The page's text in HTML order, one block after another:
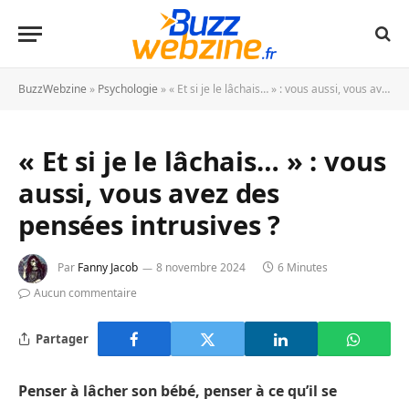
BuzzWebzine » Psychologie »« Et si je le lâchais… » : vous aussi, vous avez des pensées intrusives ?
« Et si je le lâchais… » : vous
aussi, vous avez des
pensées intrusives ?
Par Fanny Jacob 8 novembre 2024
6 Minutes
Aucun commentaire
Partager
Penser à lâcher son bébé, penser à ce qu’il se